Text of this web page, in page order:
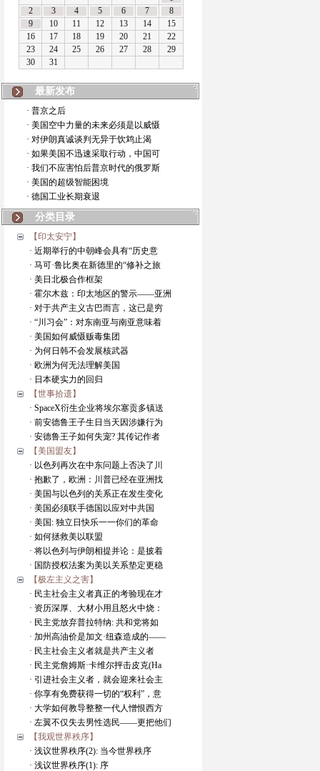
最新发布
· 普京之后
· 美国空中力量的未来必须是以威慑
· 对伊朗真诚谈判无异于饮鸩止渴
· 如果美国不迅速采取行动，中国可
· 我们不应害怕后普京时代的俄罗斯
· 美国的超级智能困境
· 德国工业长期衰退
分类目录
【印太安宁】
· 近期举行的中朝峰会具有“历史意
· 马可·鲁比奥在新德里的“修补之旅
· 美日北极合作框架
· 霍尔木兹：印太地区的警示——亚洲
· 对于共产主义古巴而言，这已是穷
· “川习会”：对东南亚与南亚意味着
· 美国如何威慑贩毒集团
· 为何日韩不会发展核武器
· 欧洲为何无法理解美国
· 日本硬实力的回归
【世事拾遗】
· SpaceX衍生企业将埃尔塞贡多镇送
· 前安德鲁王子生日当天因涉嫌行为
· 安德鲁王子如何失宠? 其传记作者
【美国盟友】
· 以色列再次在中东问题上否决了川
· 抱歉了，欧洲：川普已经在亚洲找
· 美国与以色列的关系正在发生变化
· 美国必须联手德国以应对中共国
· 美国: 独立日快乐一一你们的革命
· 如何拯救美以联盟
· 将以色列与伊朗相提并论：是披着
· 国防授权法案为美以关系垫定更稳
【极左主义之害】
· 民主社会主义者真正的考验现在才
· 资历深厚、大材小用且怒火中烧：
· 民主党放弃普拉特纳: 共和党将如
· 加州高油价是加文·纽森造成的——
· 民主社会主义者就是共产主义者
· 民主党詹姆斯·卡维尔抨击皮克(Ha
· 引进社会主义者，就会迎来社会主
· 你享有免费获得一切的“权利”，意
· 大学如何教导整整一代人憎恨西方
· 左翼不仅失去男性选民——更把他们
【我观世界秩序】
· 浅议世界秩序(2): 当今世界秩序
· 浅议世界秩序(1): 序